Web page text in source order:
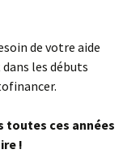
de votre aide
les débuts
toutes ces années
!